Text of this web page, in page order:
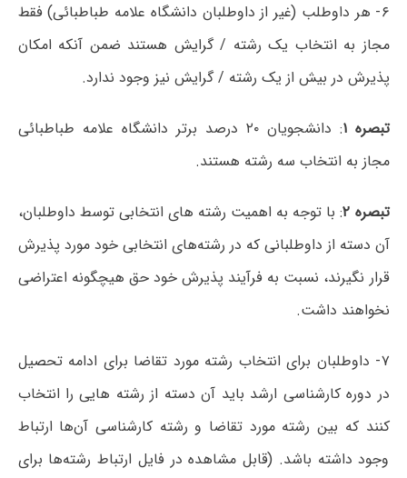
۶- هر داوطلب (غیر از داوطلبان دانشگاه علامه طباطبائی) فقط
مجاز به انتخاب یک رشته / گرایش هستند ضمن آنکه امکان
پذیرش در بیش از یک رشته / گرایش نیز وجود ندارد.
تبصره ۱
: دانشجویان ۲۰ درصد برتر دانشگاه علامه طباطبائی
مجاز به انتخاب سه رشته هستند.
تبصره ۲ : با توجه به اهمیت رشته های انتخابی توسط داوطلبان،
آن دسته از داوطلبانی که در رشته‌های انتخابی خود مورد پذیرش
قرار نگیرند، نسبت به فرآیند پذیرش خود حق هیچگونه اعتراضی
نخواهند داشت.
۷- داوطلبان برای انتخاب رشته مورد تقاضا برای ادامه تحصیل
در دوره کارشناسی ارشد باید آن دسته از رشته هایی را انتخاب
کنند که بین رشته مورد تقاضا و رشته کارشناسی آن‌ها ارتباط
وجود داشته باشد. (قابل مشاهده در فایل ارتباط رشته‌ها برای